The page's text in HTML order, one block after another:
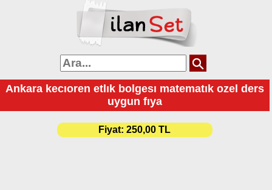
Ankara kecıoren etlık bolgesı matematık ozel ders
uygun fıya
Fiyat: 250,00 TL